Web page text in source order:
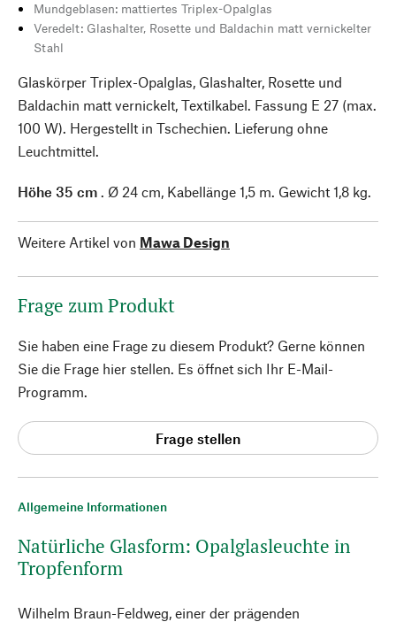
Allgemeine Informationen
Natürliche Glasform: Opalglasleuchte in
Tropfenform
Wilhelm Braun-Feldweg, einer der prägenden
Mundgeblasen: mattiertes Triplex-Opalglas
Veredelt: Glashalter, Rosette und Baldachin matt vernickelter
Stahl
Glaskörper Triplex-Opalglas, Glashalter, Rosette und
Baldachin matt vernickelt, Textilkabel. Fassung E 27 (max.
100 W). Hergestellt in Tschechien. Lieferung ohne
Leuchtmittel.
Höhe 35 cm . Ø 24 cm, Kabellänge 1,5 m. Gewicht 1,8 kg.
Weitere Artikel von Mawa Design
Frage zum Produkt
Sie haben eine Frage zu diesem Produkt? Gerne können
Sie die Frage hier stellen. Es öffnet sich Ihr E-Mail-
Programm.
Frage stellen